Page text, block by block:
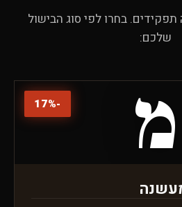
בחרו לפי סוג הבישול
שלכם:
-
17% מ